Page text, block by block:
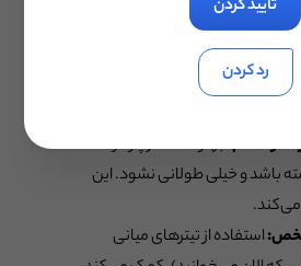
از یک بخش به بخش دیگر برود
پیدا کند.
بهتر مقاله:
و منظم:بهتر است هر پاراگراف
و خیلی طولانی نشود. این
می‌کند.
استفاده از تیترهای میانی
تایید کردن
رد کردن